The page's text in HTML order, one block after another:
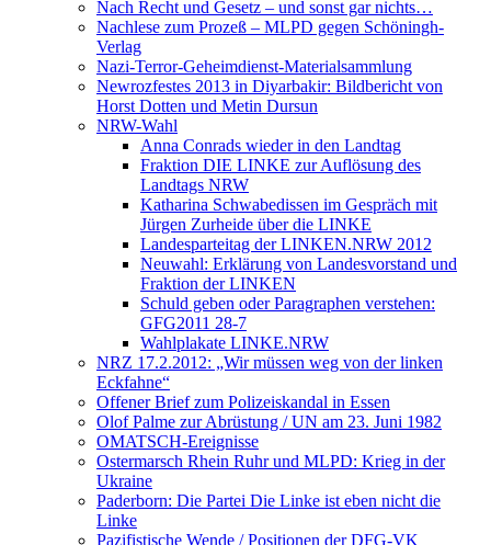
Nach Recht und Gesetz – und sonst gar nichts…
Nachlese zum Prozeß – MLPD gegen Schöningh-
Verlag
Nazi-Terror-Geheimdienst-Materialsammlung
Newrozfestes 2013 in Diyarbakir: Bildbericht von
Horst Dotten und Metin Dursun
NRW-Wahl
Anna Conrads wieder in den Landtag
Fraktion DIE LINKE zur Auflösung des
Landtags NRW
Katharina Schwabedissen im Gespräch mit
Jürgen Zurheide über die LINKE
Landesparteitag der LINKEN.NRW 2012
Neuwahl: Erklärung von Landesvorstand und
Fraktion der LINKEN
Schuld geben oder Paragraphen verstehen:
GFG2011 28-7
Wahlplakate LINKE.NRW
NRZ 17.2.2012: „Wir müssen weg von der linken
Eckfahne“
Offener Brief zum Polizeiskandal in Essen
Olof Palme zur Abrüstung / UN am 23. Juni 1982
OMATSCH-Ereignisse
Ostermarsch Rhein Ruhr und MLPD: Krieg in der
Ukraine
Paderborn: Die Partei Die Linke ist eben nicht die
Linke
Pazifistische Wende / Positionen der DFG-VK